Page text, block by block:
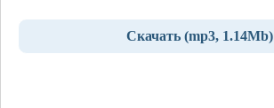
Скачать (mp3, 1.14Mb)